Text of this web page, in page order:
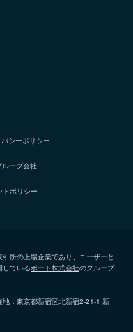
シーポリシー
ループ会社
トポリシー
所の上場企業であり、ユーザーと
しているポート株式会社のグループ
：東京都新宿区北新宿2-21-1 新